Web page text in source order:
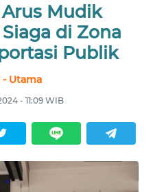
Mudik
di Zona
Publik
- Utama
- 11:09 WIB